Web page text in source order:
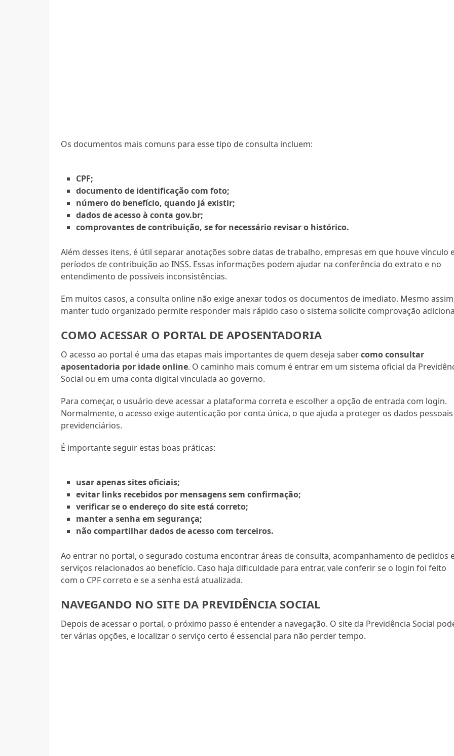
Os documentos mais comuns para esse tipo de consulta incluem:
CPF;
documento de identificação com foto;
número do benefício, quando já existir;
dados de acesso à conta gov.br;
comprovantes de contribuição, se for necessário revisar o histórico.
Além desses itens, é útil separar anotações sobre datas de trabalho, empresas em que houve vínculo
períodos de contribuição ao INSS. Essas informações podem ajudar na conferência do extrato e no
entendimento de possíveis inconsistências.
Em muitos casos, a consulta online não exige anexar todos os documentos de imediato. Mesmo
manter tudo organizado permite responder mais rápido caso o sistema solicite comprovação
COMO ACESSAR O PORTAL DE APOSENTADORIA
O acesso ao portal é uma das etapas mais importantes de quem deseja sabercomo consultar
aposentadoria por idade online. O caminho mais comum é entrar em um sistema oficial da
Social ou em uma conta digital vinculada ao governo.
Para começar, o usuário deve acessar a plataforma correta e escolher a opção de entrada com login.
Normalmente, o acesso exige autenticação por conta única, o que ajuda a proteger os dados
previdenciários.
É importante seguir estas boas práticas:
usar apenas sites oficiais;
evitar links recebidos por mensagens sem confirmação;
verificar se o endereço do site está correto;
manter a senha em segurança;
não compartilhar dados de acesso com terceiros.
Ao entrar no portal, o segurado costuma encontrar áreas de consulta, acompanhamento de pedidos
serviços relacionados ao benefício. Caso haja dificuldade para entrar, vale conferir se o login foi feito
com o CPF correto e se a senha está atualizada.
NAVEGANDO NO SITE DA PREVIDÊNCIA SOCIAL
Depois de acessar o portal, o próximo passo é entender a navegação. O site da Previdência Social
ter várias opções, e localizar o serviço certo é essencial para não perder tempo.